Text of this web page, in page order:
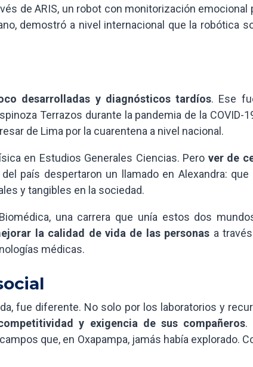
de ARIS, un robot con monitorización emocional
demostró a nivel internacional que la robótica
desarrolladas y diagnósticos tardíos. Ese
Terrazos durante la pandemia de la COVID-
de Lima por la cuarentena a nivel nacional.
en Estudios Generales Ciencias. Pero ver de
país despertaron un llamado en Alexandra: que
y tangibles en la sociedad.
una carrera que unía estos dos
la calidad de vida de las personas a
médicas.
fue diferente. No solo por los laboratorios y
y exigencia de sus compañeros.
que, en Oxapampa, jamás había explorado.